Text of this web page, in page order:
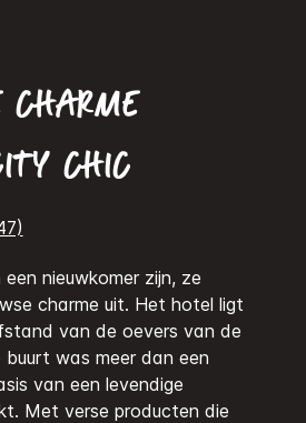
CHARME
CHIC
nieuwkomer zijn, ze
charme uit. Het hotel ligt
van de oevers van de
buurt was meer dan een
van een levendige
Met verse producten die